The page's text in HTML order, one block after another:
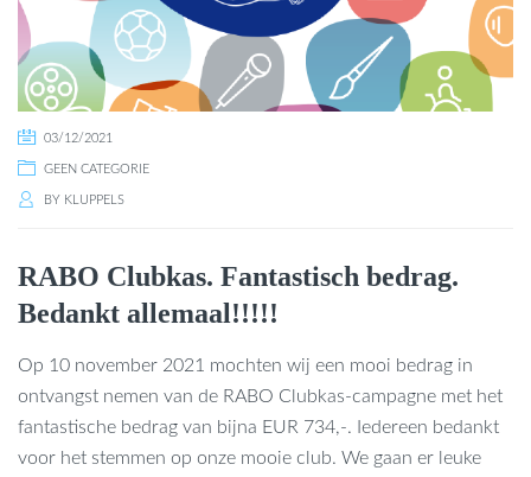
03/12/2021
GEEN CATEGORIE
BY KLUPPELS
RABO Clubkas. Fantastisch bedrag.
Bedankt allemaal!!!!!
Op 10 november 2021 mochten wij een mooi bedrag in
ontvangst nemen van de RABO Clubkas-campagne met het
fantastische bedrag van bijna EUR 734,-. Iedereen bedankt
voor het stemmen op onze mooie club. We gaan er leuke